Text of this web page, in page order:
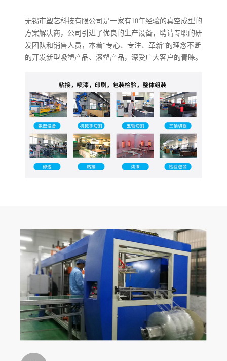
无锡市塑艺科技有限公司是一家有10年经验的真空成型的
方案解决商，公司引进了优良的生产设备，聘请专职的研
发团队和销售人员，本着“专心、专注、革新”的理念不断
的开发新型吸塑产品、滚塑产品，深受广大客户的青睐。